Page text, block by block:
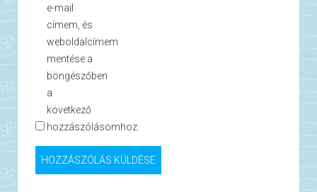
e-mail
címem, és
weboldalcímem
mentése a
böngészőben
a
következő
hozzászólásomhoz.